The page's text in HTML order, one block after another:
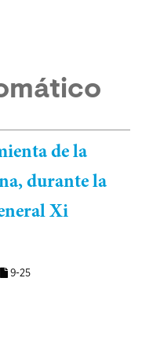
de la
durante la
Xi
9-25